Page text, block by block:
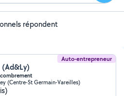
répondent
Auto-entrepreneur
(Ad&Ly)
(Centre-St Germain-Vareilles)